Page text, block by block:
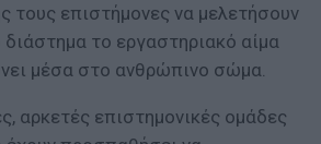
τους επιστήμονες να μελετήσουν
το εργαστηριακό αίμα
μέσα στο ανθρώπινο σώμα.
αρκετές επιστημονικές ομάδες